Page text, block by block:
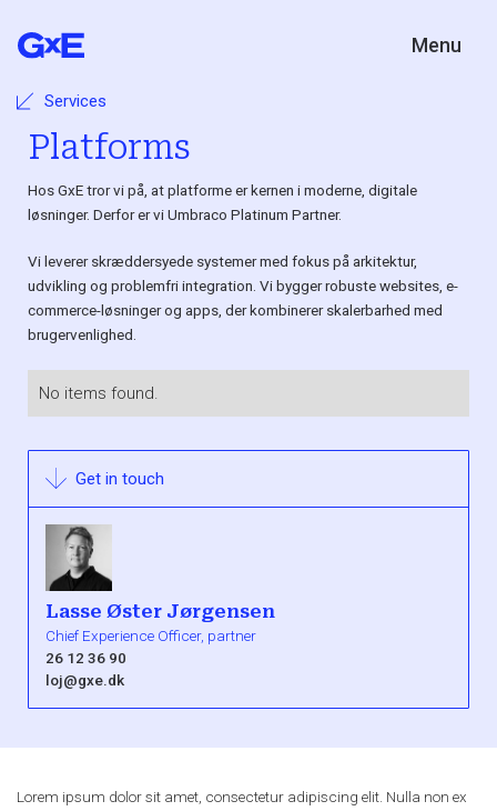
Menu
Services
Platforms
Hos GxE tror vi på, at platforme er kernen i moderne, digitale
løsninger. Derfor er vi Umbraco Platinum Partner.
Vi leverer skræddersyede systemer med fokus på arkitektur,
udvikling og problemfri integration. Vi bygger robuste websites, e-
commerce-løsninger og apps, der kombinerer skalerbarhed med
brugervenlighed.
No items found.
Get in touch
Lasse Øster Jørgensen
Chief Experience Officer, partner
26 12 36 90
loj@gxe.dk
Lorem ipsum dolor sit amet, consectetur adipiscing elit. Nulla non ex